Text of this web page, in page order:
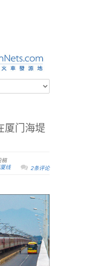
厦门海堤
稿
线 2条评论